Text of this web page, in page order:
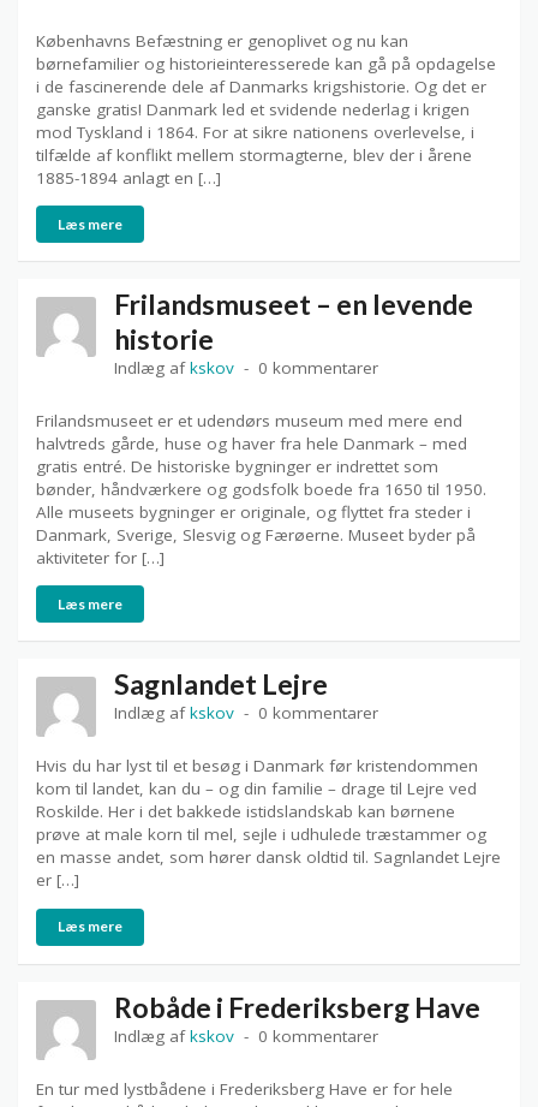
Københavns Befæstning er genoplivet og nu kan
børnefamilier og historieinteresserede kan gå på opdagelse
i de fascinerende dele af Danmarks krigshistorie. Og det er
ganske gratis! Danmark led et svidende nederlag i krigen
mod Tyskland i 1864. For at sikre nationens overlevelse, i
tilfælde af konflikt mellem stormagterne, blev der i årene
1885-1894 anlagt en […]
Læs mere
Frilandsmuseet – en levende
historie
Indlæg afkskov 0 kommentarer
Frilandsmuseet er et udendørs museum med mere end
halvtreds gårde, huse og haver fra hele Danmark – med
gratis entré. De historiske bygninger er indrettet som
bønder, håndværkere og godsfolk boede fra 1650 til 1950.
Alle museets bygninger er originale, og flyttet fra steder i
Danmark, Sverige, Slesvig og Færøerne. Museet byder på
aktiviteter for […]
Læs mere
Sagnlandet Lejre
Indlæg afkskov 0 kommentarer
Hvis du har lyst til et besøg i Danmark før kristendommen
kom til landet, kan du – og din familie – drage til Lejre ved
Roskilde. Her i det bakkede istidslandskab kan børnene
prøve at male korn til mel, sejle i udhulede træstammer og
en masse andet, som hører dansk oldtid til. Sagnlandet Lejre
er […]
Læs mere
Robåde i Frederiksberg Have
Indlæg afkskov 0 kommentarer
En tur med lystbådene i Frederiksberg Have er for hele